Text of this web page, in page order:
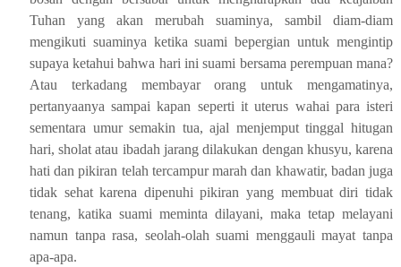
Tuhan yang akan merubah suaminya, sambil diam-diam
mengikuti suaminya ketika suami bepergian untuk mengintip
supaya ketahui bahwa hari ini suami bersama perempuan mana?
Atau terkadang membayar orang untuk mengamatinya,
pertanyaanya sampai kapan seperti it uterus wahai para isteri
sementara umur semakin tua, ajal menjemput tinggal hitugan
hari, sholat atau ibadah jarang dilakukan dengan khusyu, karena
hati dan pikiran telah tercampur marah dan khawatir, badan juga
tidak sehat karena dipenuhi pikiran yang membuat diri tidak
tenang, katika suami meminta dilayani, maka tetap melayani
namun tanpa rasa, seolah-olah suami menggauli mayat tanpa
apa-apa.